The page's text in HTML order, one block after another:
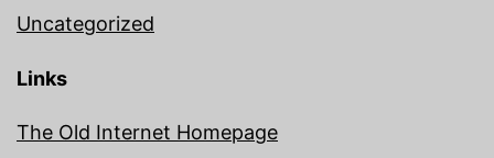
Uncategorized
Links
The Old Internet Homepage